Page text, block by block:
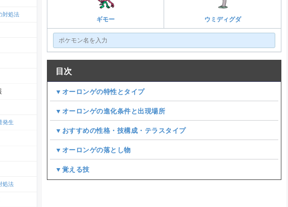
ギモー ウミディグダ
目次
▼オーロンゲの特性とタイプ
▼オーロンゲの進化条件と出現場所
▼おすすめの性格・技構成・テラスタイプ
▼オーロンゲの落とし物
▼覚える技
対処法
発生
処法